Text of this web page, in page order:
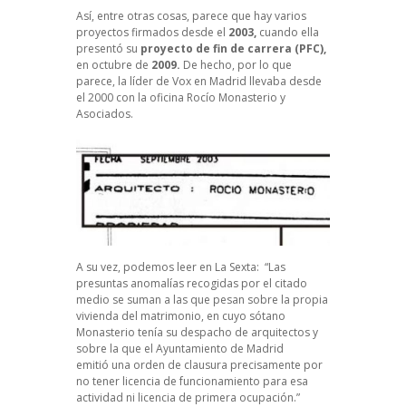
Así, entre otras cosas, parece que hay varios
proyectos firmados desde el 2003, cuando ella
presentó su proyecto de fin de carrera (PFC),
en octubre de 2009. De hecho, por lo que
parece, la líder de Vox en Madrid llevaba desde
el 2000 con la oficina Rocío Monasterio y
Asociados.
A su vez, podemos leer en La Sexta: “Las
presuntas anomalías recogidas por el citado
medio se suman a las que pesan sobre la propia
vivienda del matrimonio, en cuyo sótano
Monasterio tenía su despacho de arquitectos y
sobre la que el Ayuntamiento de Madrid
emitió una orden de clausura precisamente por
no tener licencia de funcionamiento para esa
actividad ni licencia de primera ocupación.”